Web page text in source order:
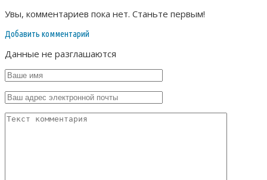
Увы, комментариев пока нет. Станьте первым!
Добавить комментарий
Данные не разглашаются